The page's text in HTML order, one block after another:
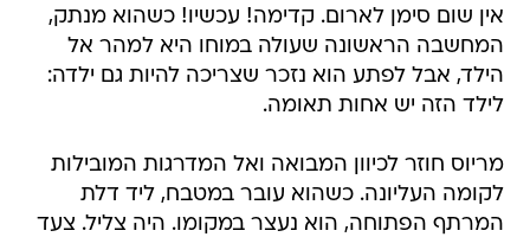
אין שום סימן לארום. קדימה! עכשיו! כשהוא מנתק,
המחשבה הראשונה שעולה במוחו היא למהר אל
הילד, אבל לפתע הוא נזכר שצריכה להיות גם ילדה:
לילד הזה יש אחות תאומה.
מריוס חוזר לכיוון המבואה ואל המדרגות המובילות
לקומה העליונה. כשהוא עובר במטבח, ליד דלת
המרתף הפתוחה, הוא נעצר במקומו. היה צליל. צעד